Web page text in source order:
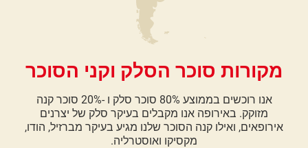
מקורות סוכר הסלק וקני הסוכר
אנו רוכשים בממוצע 80% סוכר סלק ו -20% סוכר קנה
מזוקק. באירופה אנו מקבלים בעיקר סלק של יצרנים
אירופאים, ואילו קנה הסוכר שלנו מגיע בעיקר מברזיל, הודו,
מקסיקו ואוסטרליה.